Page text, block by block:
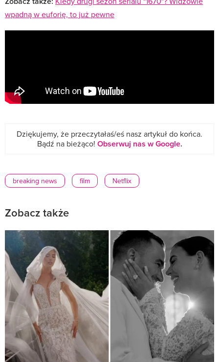
wpadną w euforię, to już pewne
Dziękujemy, że przeczytałaś/eś nasz artykuł do końca.
Bądź na bieżąco! Obserwuj nas w Google.
breaking news film Netflix
Zobacz także